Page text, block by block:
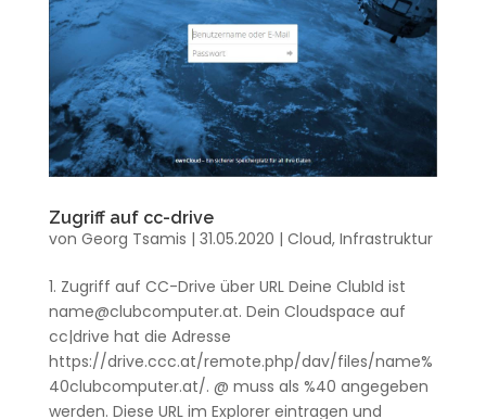
Zugriff auf cc-drive
von Georg Tsamis | 31.05.2020 | Cloud, Infrastruktur
1. Zugriff auf CC-Drive über URL Deine ClubId ist
name@clubcomputer.at. Dein Cloudspace auf
cc|drive hat die Adresse
https://drive.ccc.at/remote.php/dav/files/name%
40clubcomputer.at/. @ muss als %40 angegeben
werden. Diese URL im Explorer eintragen und